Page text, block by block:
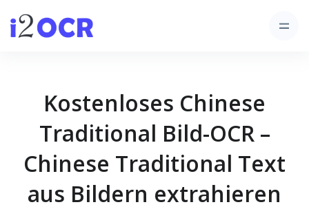
Kostenloses Chinese
Traditional Bild-OCR –
Chinese Traditional Text
aus Bildern extrahieren